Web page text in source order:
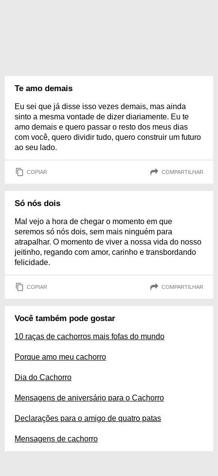
Te amo demais
Eu sei que já disse isso vezes demais, mas ainda
sinto a mesma vontade de dizer diariamente. Eu te
amo demais e quero passar o resto dos meus dias
com você, quero dividir tudo, quero construir um futuro
ao seu lado.
COPIAR COMPARTILHAR
Só nós dois
Mal vejo a hora de chegar o momento em que
seremos só nós dois, sem mais ninguém para
atrapalhar. O momento de viver a nossa vida do nosso
jeitinho, regando com amor, carinho e transbordando
felicidade.
COPIAR COMPARTILHAR
Você também pode gostar
10 raças de cachorros mais fofas do mundo
Porque amo meu cachorro
Dia do Cachorro
Mensagens de aniversário para o Cachorro
Declarações para o amigo de quatro patas
Mensagens de cachorro